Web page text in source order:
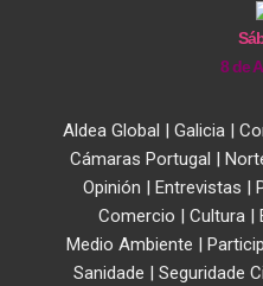
8 de
Aldea Global | Galicia|
Cámaras Portugal |
Opinión | Entrevistas |
Comercio | Cultura |
Medio Ambiente |
Sanidade | Seguridade